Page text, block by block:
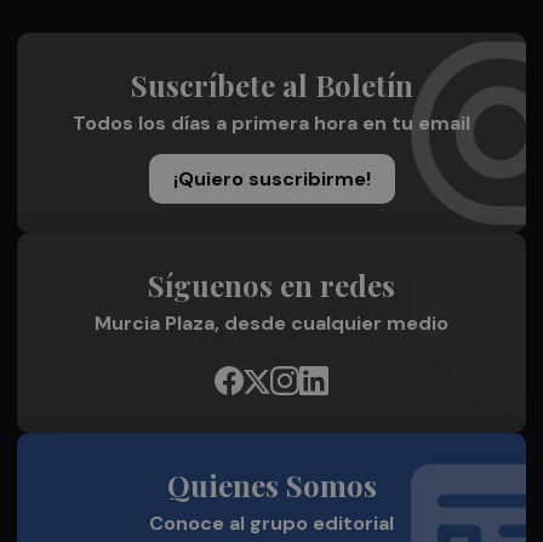
Suscríbete al Boletín
Todos los días a primera hora en tu email
¡Quiero suscribirme!
Síguenos en redes
Murcia Plaza, desde cualquier medio
Quienes Somos
Conoce al grupo editorial